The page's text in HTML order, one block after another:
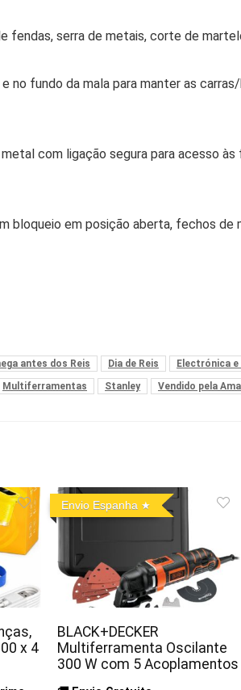
fendas, serra de metais, corte de
no fundo da mala para manter as
com ligação segura para acesso às
bloqueio em posição aberta, fechos
antes dos Reis Dia de Reis Electrónica
Multiferramentas Stanley Vendido pela
x 4
Envio Espanha
BLACK+DECKER
Multiferramenta Oscilante
300 W com 5 Acoplamentos